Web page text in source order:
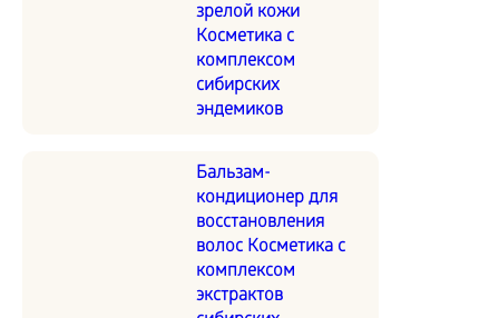
зрелой кожи
Косметика с
комплексом
сибирских
эндемиков
Бальзам-
кондиционер для
восстановления
волос Косметика с
комплексом
экстрактов